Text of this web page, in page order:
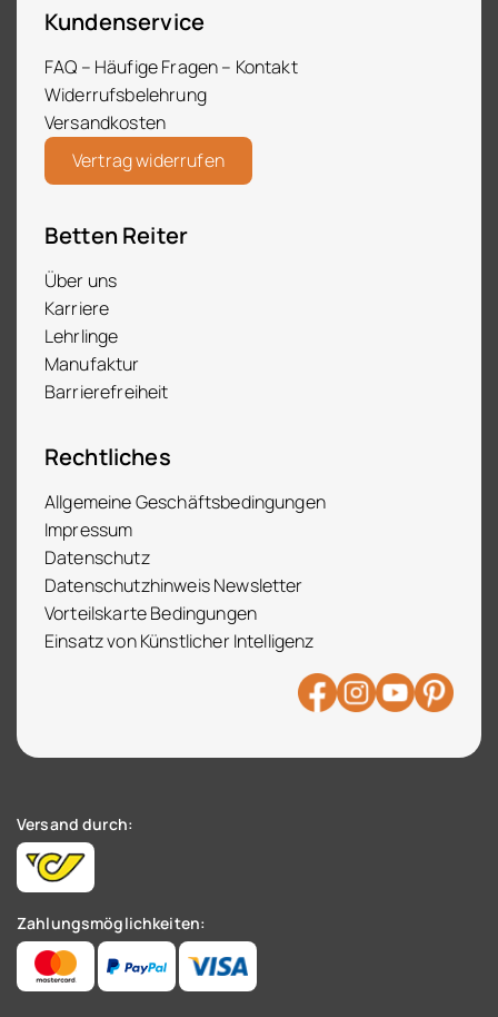
Kundenservice
FAQ – Häufige Fragen – Kontakt
Widerrufsbelehrung
Versandkosten
Vertrag widerrufen
Betten Reiter
Über uns
Karriere
Lehrlinge
Manufaktur
Barrierefreiheit
Rechtliches
Allgemeine Geschäftsbedingungen
Impressum
Datenschutz
Datenschutzhinweis Newsletter
Vorteilskarte Bedingungen
Einsatz von Künstlicher Intelligenz
Versand durch:
Zahlungsmöglichkeiten: